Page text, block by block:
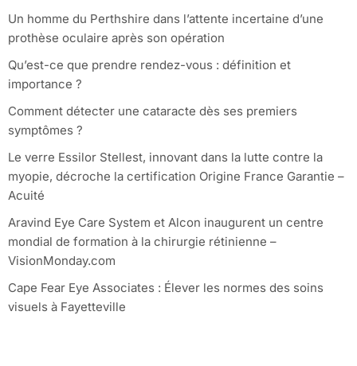
Un homme du Perthshire dans l’attente incertaine d’une
prothèse oculaire après son opération
Qu’est-ce que prendre rendez-vous : définition et
importance ?
Comment détecter une cataracte dès ses premiers
symptômes ?
Le verre Essilor Stellest, innovant dans la lutte contre la
myopie, décroche la certification Origine France Garantie –
Acuité
Aravind Eye Care System et Alcon inaugurent un centre
mondial de formation à la chirurgie rétinienne –
VisionMonday.com
Cape Fear Eye Associates : Élever les normes des soins
visuels à Fayetteville